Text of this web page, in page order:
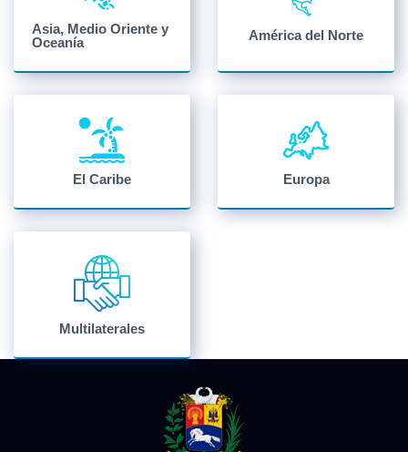
Asia, Medio Oriente y
Oceanía
América del Norte
El Caribe Europa
Multilaterales